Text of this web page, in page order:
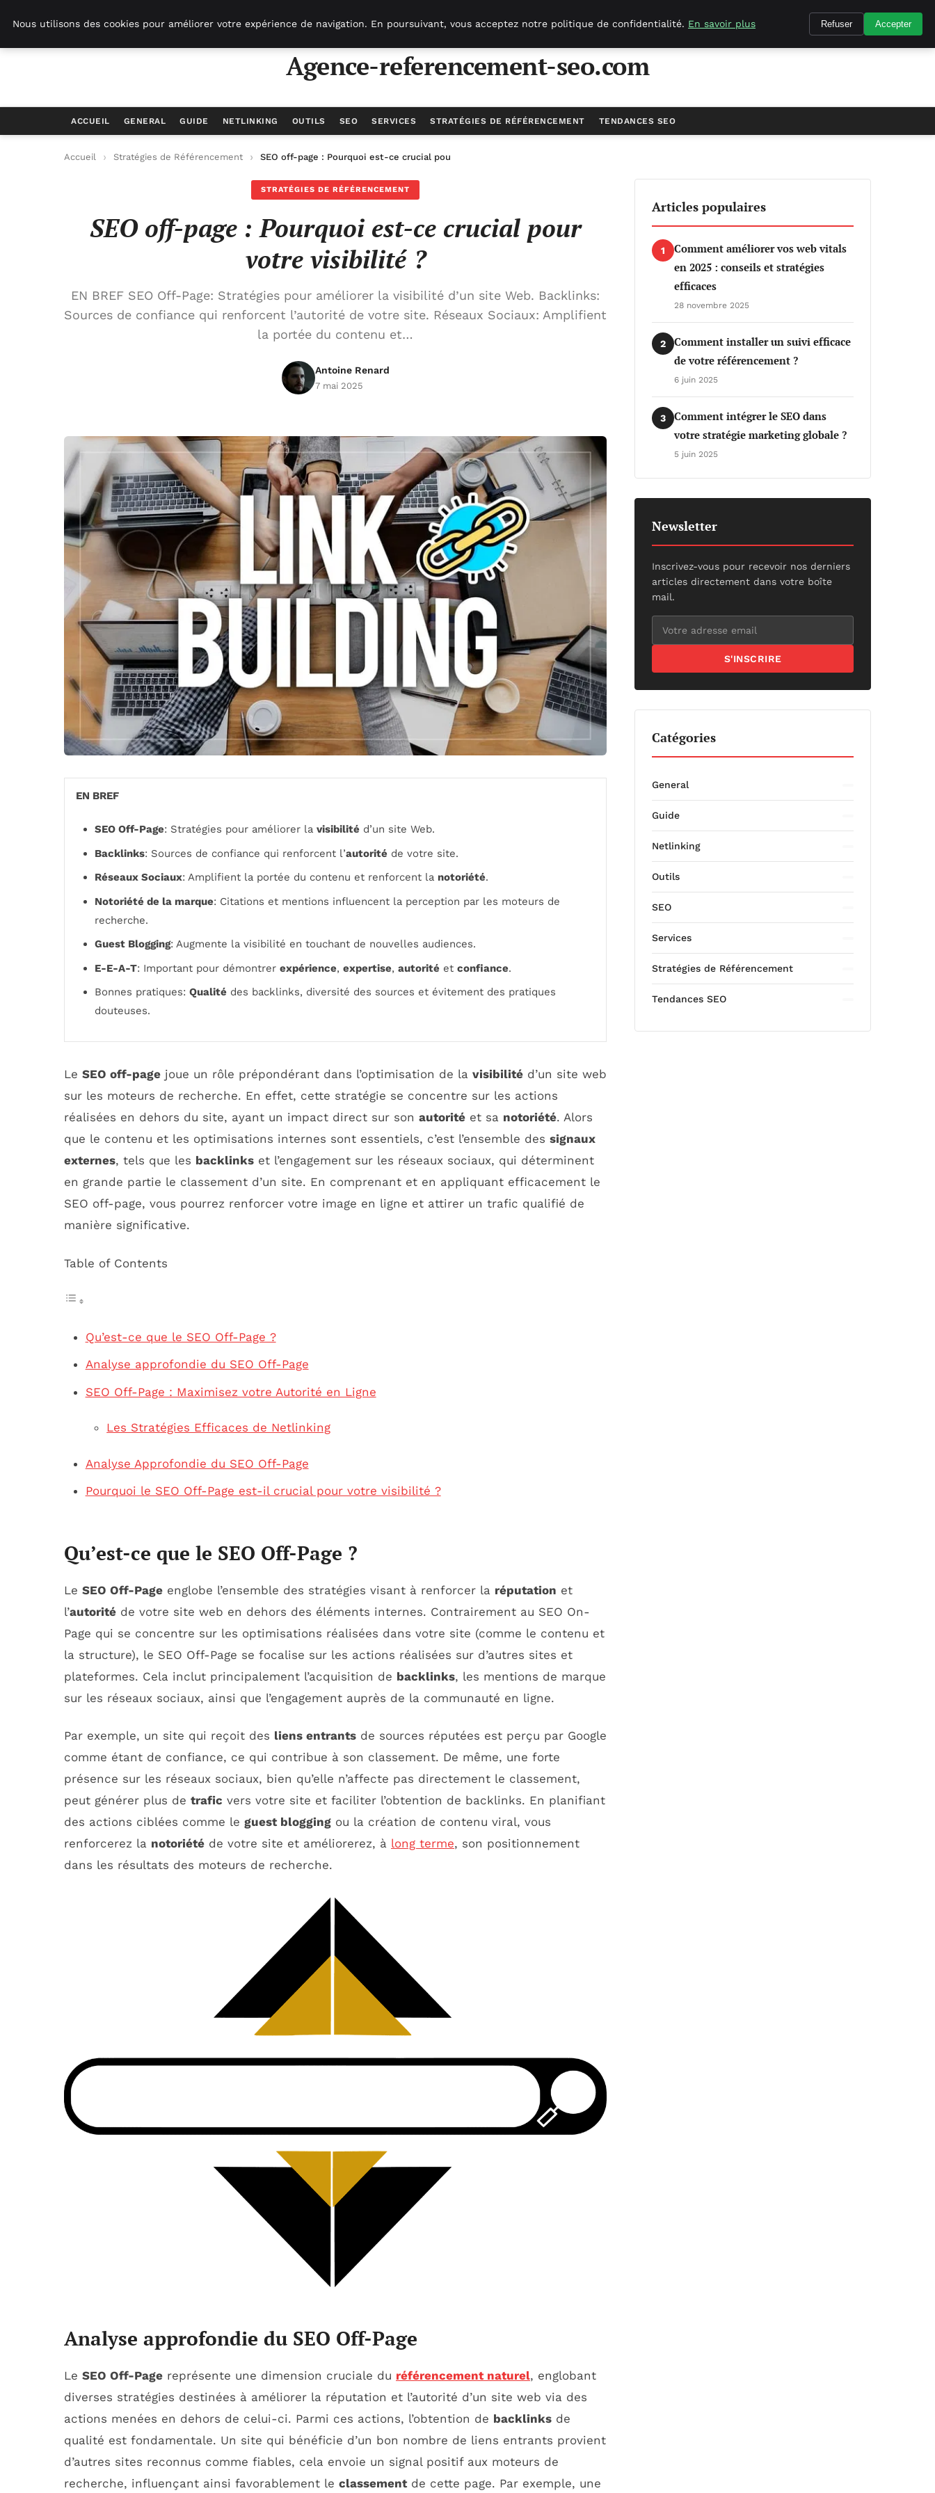
Agence-referencement-seo.com
ACCUEIL GENERAL GUIDE NETLINKING OUTILS SEO SERVICES STRATÉGIES DE RÉFÉRENCEMENT TENDANCES SEO
Accueil Stratégies de Référencement SEO off-page : Pourquoi est-ce crucial pour votre visibilité ?
STRATÉGIES DE RÉFÉRENCEMENT
SEO off-page : Pourquoi est-ce crucial pour
votre visibilité ?
EN BREF SEO Off-Page: Stratégies pour améliorer la visibilité d’un site Web. Backlinks:
Sources de confiance qui renforcent l’autorité de votre site. Réseaux Sociaux: Amplifient
la portée du contenu et…
Antoine Renard
7 mai 2025
EN BREF
SEO Off-Page: Stratégies pour améliorer la visibilité d’un site Web.
Backlinks: Sources de confiance qui renforcent l’autorité de votre site.
Réseaux Sociaux: Amplifient la portée du contenu et renforcent la notoriété.
Notoriété de la marque: Citations et mentions influencent la perception par les moteurs de
recherche.
Guest Blogging: Augmente la visibilité en touchant de nouvelles audiences.
E-E-A-T: Important pour démontrer expérience, expertise, autorité et confiance.
Bonnes pratiques: Qualité des backlinks, diversité des sources et évitement des pratiques
douteuses.
Le SEO off-page joue un rôle prépondérant dans l’optimisation de la visibilité d’un site web
sur les moteurs de recherche. En effet, cette stratégie se concentre sur les actions
réalisées en dehors du site, ayant un impact direct sur son autorité et sa notoriété. Alors
que le contenu et les optimisations internes sont essentiels, c’est l’ensemble des signaux
externes, tels que les backlinks et l’engagement sur les réseaux sociaux, qui déterminent
en grande partie le classement d’un site. En comprenant et en appliquant efficacement le
SEO off-page, vous pourrez renforcer votre image en ligne et attirer un trafic qualifié de
manière significative.
Table of Contents
Qu’est-ce que le SEO Off-Page ?
Analyse approfondie du SEO Off-Page
SEO Off-Page : Maximisez votre Autorité en Ligne
Les Stratégies Efficaces de Netlinking
Analyse Approfondie du SEO Off-Page
Pourquoi le SEO Off-Page est-il crucial pour votre visibilité ?
Qu’est-ce que le SEO Off-Page ?
Le SEO Off-Page englobe l’ensemble des stratégies visant à renforcer la réputation et
l’autorité de votre site web en dehors des éléments internes. Contrairement au SEO On-
Page qui se concentre sur les optimisations réalisées dans votre site (comme le contenu et
la structure), le SEO Off-Page se focalise sur les actions réalisées sur d’autres sites et
plateformes. Cela inclut principalement l’acquisition de backlinks, les mentions de marque
sur les réseaux sociaux, ainsi que l’engagement auprès de la communauté en ligne.
Par exemple, un site qui reçoit des liens entrants de sources réputées est perçu par Google
comme étant de confiance, ce qui contribue à son classement. De même, une forte
présence sur les réseaux sociaux, bien qu’elle n’affecte pas directement le classement,
peut générer plus de trafic vers votre site et faciliter l’obtention de backlinks. En planifiant
des actions ciblées comme le guest blogging ou la création de contenu viral, vous
renforcerez la notoriété de votre site et améliorerez, à long terme, son positionnement
dans les résultats des moteurs de recherche.
Analyse approfondie du SEO Off-Page
Le SEO Off-Page représente une dimension cruciale du référencement naturel, englobant
diverses stratégies destinées à améliorer la réputation et l’autorité d’un site web via des
actions menées en dehors de celui-ci. Parmi ces actions, l’obtention de backlinks de
qualité est fondamentale. Un site qui bénéficie d’un bon nombre de liens entrants provient
d’autres sites reconnus comme fiables, cela envoie un signal positif aux moteurs de
recherche, influençant ainsi favorablement le classementde cette page. Par exemple, une
Articles populaires
1
Comment améliorer vos web vitals
en 2025 : conseils et stratégies
efficaces
28 novembre 2025
2
Comment installer un suivi efficace
de votre référencement ?
6 juin 2025
3
Comment intégrer le SEO dans
votre stratégie marketing globale ?
5 juin 2025
Newsletter
Inscrivez-vous pour recevoir nos derniers
articles directement dans votre boîte
mail.
S'INSCRIRE
Catégories
General
Guide
Netlinking
Outils
SEO
Services
Stratégies de Référencement
Tendances SEO
Nous utilisons des cookies pour améliorer votre expérience de navigation. En poursuivant, vous acceptez notre politique de confidentialité. En savoir plus Refuser Accepter